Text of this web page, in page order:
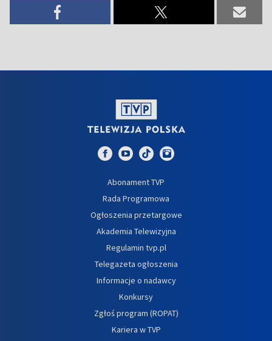
Abonament TVP
Rada Programowa
Ogłoszenia przetargowe
Akademia Telewizyjna
Regulamin tvp.pl
Telegazeta ogłoszenia
Informacje o nadawcy
Konkursy
Zgłoś program (ROPAT)
Kariera w TVP